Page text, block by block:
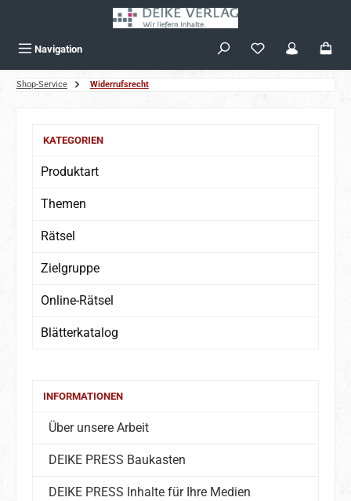
Navigation
Shop-Service Widerrufsrecht
KATEGORIEN
Produktart
Themen
Rätsel
Zielgruppe
Online-Rätsel
Blätterkatalog
INFORMATIONEN
Über unsere Arbeit
DEIKE PRESS Baukasten
DEIKE PRESS Inhalte für Ihre Medien